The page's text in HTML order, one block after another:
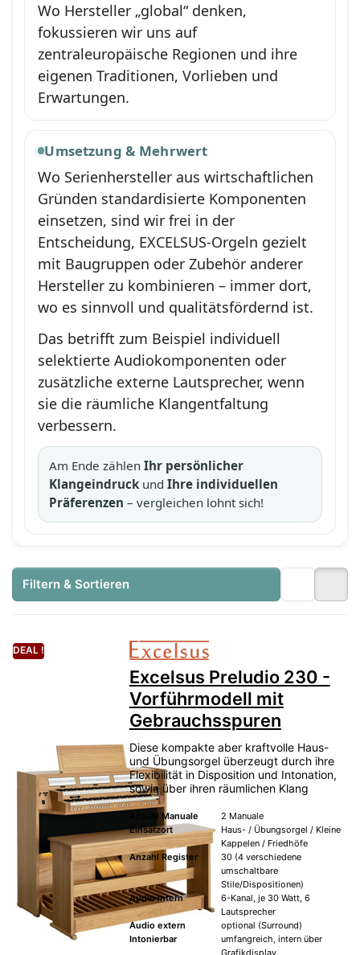
Wo Hersteller „global“ denken,
fokussieren wir uns auf
zentraleuropäische Regionen und ihre
eigenen Traditionen, Vorlieben und
Erwartungen.
Umsetzung & Mehrwert
Wo Serienhersteller aus wirtschaftlichen
Gründen standardisierte Komponenten
einsetzen, sind wir frei in der
Entscheidung, EXCELSUS-Orgeln gezielt
mit Baugruppen oder Zubehör anderer
Hersteller zu kombinieren – immer dort,
wo es sinnvoll und qualitätsfördernd ist.
Das betrifft zum Beispiel individuell
selektierte Audiokomponenten oder
zusätzliche externe Lautsprecher, wenn
sie die räumliche Klangentfaltung
verbessern.
Am Ende zählenIhr persönlicher
KlangeindruckundIhre individuellen
Präferenzen – vergleichen lohnt sich!
Filtern & Sortieren
DEAL !
Excelsus Preludio 230 -
Vorführmodell mit
Gebrauchsspuren
Diese kompakte aber kraftvolle Haus-
und Übungsorgel überzeugt durch ihre
Flexibilität in Disposition und Intonation,
sowie über ihren räumlichen Klang
Anzahl Manuale
2 Manuale
Einsatzort
Haus- / Übungsorgel / Kleine
Kappelen / Friedhöfe
Anzahl Register
30 (4 verschiedene
umschaltbare
Stile/Dispositionen)
Audio intern
6-Kanal, je 30 Watt, 6
Lautsprecher
Audio extern
optional (Surround)
Intonierbar
umfangreich, intern über
Grafikdisplay